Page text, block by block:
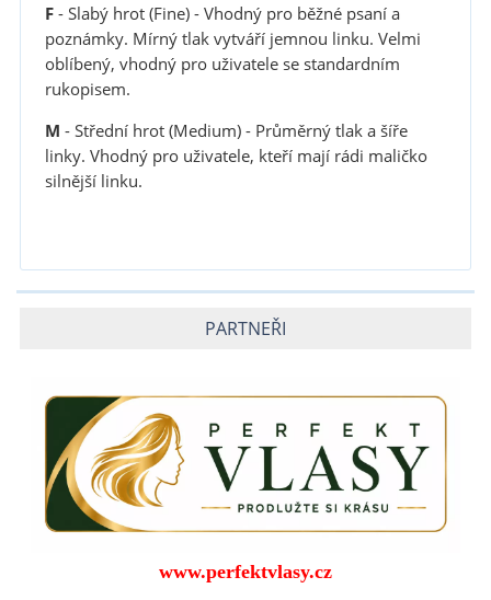
F- Slabý hrot (Fine) - Vhodný pro běžné psaní a
poznámky. Mírný tlak vytváří jemnou linku. Velmi
oblíbený, vhodný pro uživatele se standardním
rukopisem.
M - Střední hrot (Medium) - Průměrný tlak a šíře
linky. Vhodný pro uživatele, kteří mají rádi maličko
silnější linku.
PARTNEŘI
www.perfektvlasy.cz